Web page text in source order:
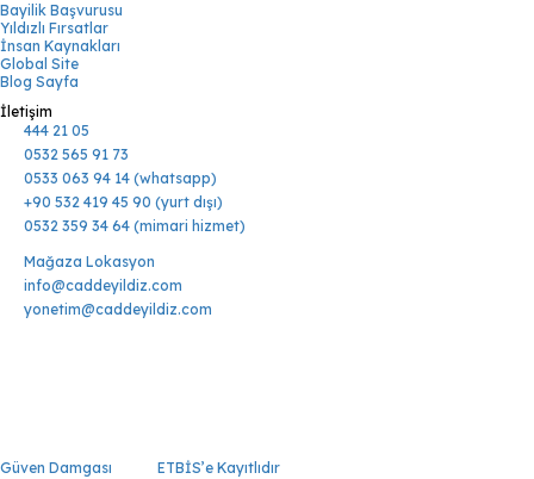
Bayilik Başvurusu
Yıldızlı Fırsatlar
İnsan Kaynakları
Global Site
Blog Sayfa
İletişim
444 21 05
0532 565 91 73
0533 063 94 14 (whatsapp)
+90 532 419 45 90 (yurt dışı)
0532 359 34 64 (mimari hizmet)
Mağaza Lokasyon
info@caddeyildiz.com
yonetim@caddeyildiz.com
Güven Damgası ETBİS’e Kayıtlıdır